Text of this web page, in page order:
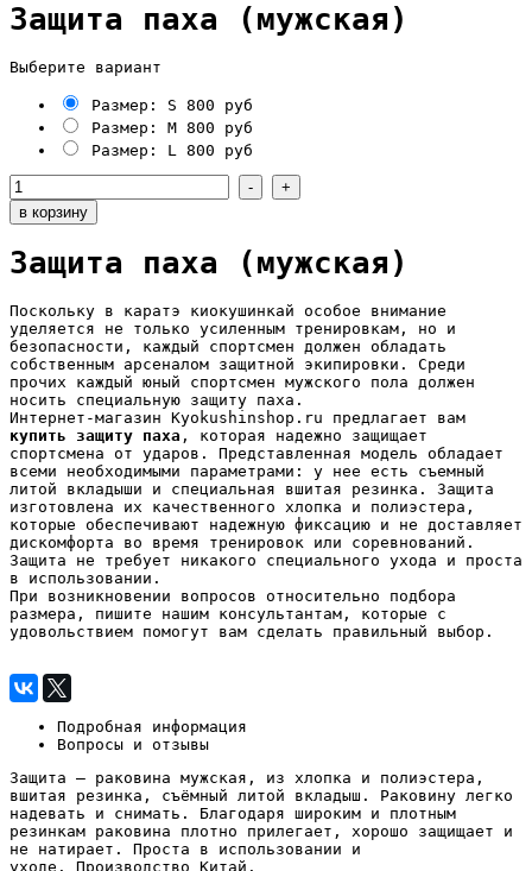
Защита паха (мужская)
Выберите вариант
Размер: S 800 руб
Размер: M 800 руб
Размер: L
800 руб
Защита паха (мужская)
Поскольку в каратэ киокушинкай особое внимание
уделяется не только усиленным тренировкам, но и
безопасности, каждый спортсмен должен обладать
собственным арсеналом защитной экипировки. Среди
прочих каждый юный спортсмен мужского пола должен
носить специальную защиту паха.
Интернет-магазин Kyokushinshop.ru предлагает вам
купить защиту паха , которая надежно защищает
спортсмена от ударов. Представленная модель обладает
всеми необходимыми параметрами: у нее есть съемный
литой вкладыши и специальная вшитая резинка. Защита
изготовлена их качественного хлопка и полиэстера,
которые обеспечивают надежную фиксацию и не доставляет
дискомфорта во время тренировок или соревнований.
Защита не требует никакого специального ухода и проста
в использовании.
При возникновении вопросов относительно подбора
размера, пишите нашим консультантам, которые с
удовольствием помогут вам сделать правильный выбор.
Подробная информация
Вопросы и отзывы
Защита – раковина мужская, из хлопка и полиэстера,
вшитая резинка, съёмный литой вкладыш. Раковину легко
надевать и снимать. Благодаря широким и плотным
резинкам раковина плотно прилегает, хорошо защищает и
не натирает. Проста в использовании и
уходе. Производство Китай.